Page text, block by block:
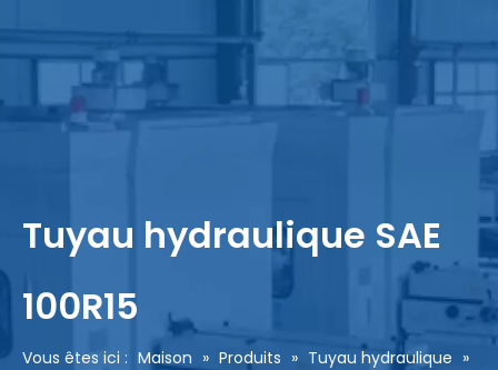
Tuyau hydraulique SAE
100R15
Vous êtes ici : Maison » Produits » Tuyau hydraulique »